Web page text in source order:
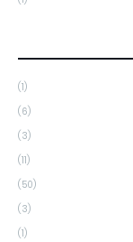
(1)
(6)
(3)
(11)
(50)
(3)
(1)